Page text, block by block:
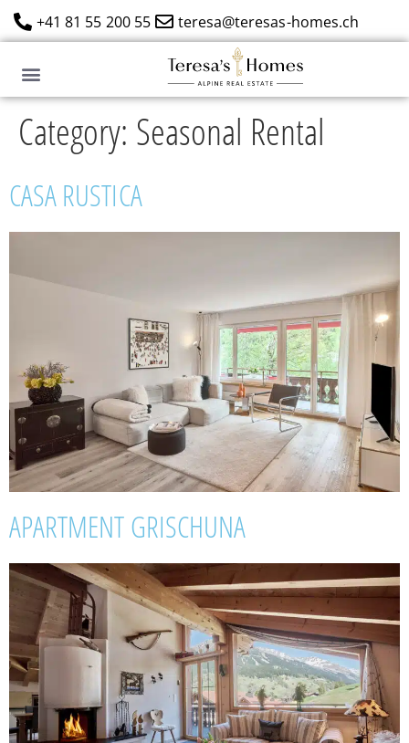
+41 81 55 200 55 teresa@teresas-homes.ch
Category: Seasonal Rental
CASA RUSTICA
APARTMENT GRISCHUNA